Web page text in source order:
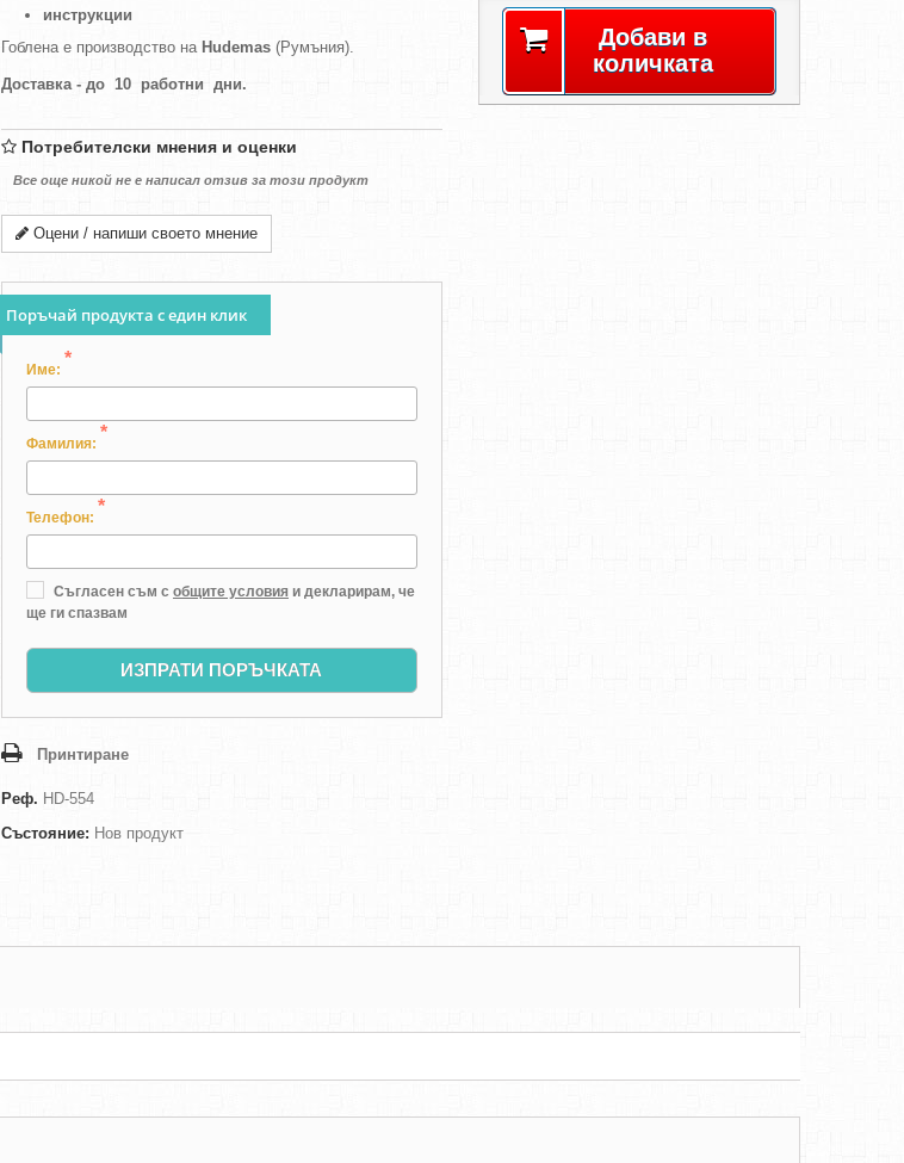
инструкции
Гоблена е производство на Hudemas (Румъния).
Доставка - до 10 работни дни.
Потребителски мнения и оценки
Все още никой не е написал отзив за този продукт
Оцени / напиши своето мнение
Поръчай продукта с един клик
Име:
*
Фамилия:
*
Телефон:
*
Съгласен съм с общите условия и декларирам, че
ще ги спазвам
ИЗПРАТИ ПОРЪЧКАТА
Принтиране
Реф. HD-554
Състояние: Нов продукт
Добави в
количката